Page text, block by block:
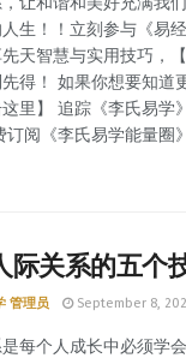
生！！立刻参与《易
天智慧与实用技巧，
得！ 如果你想要知道
里】 追踪《李氏易学
订阅《李氏易学能量圈
际关系的五个
管理员 September 8,
每个人成长中必须学